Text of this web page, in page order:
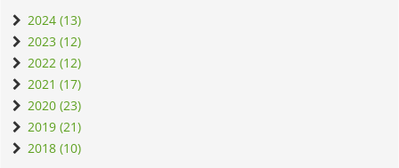
2024 (13)
2023 (12)
2022 (12)
2021 (17)
2020 (23)
2019 (21)
2018 (10)